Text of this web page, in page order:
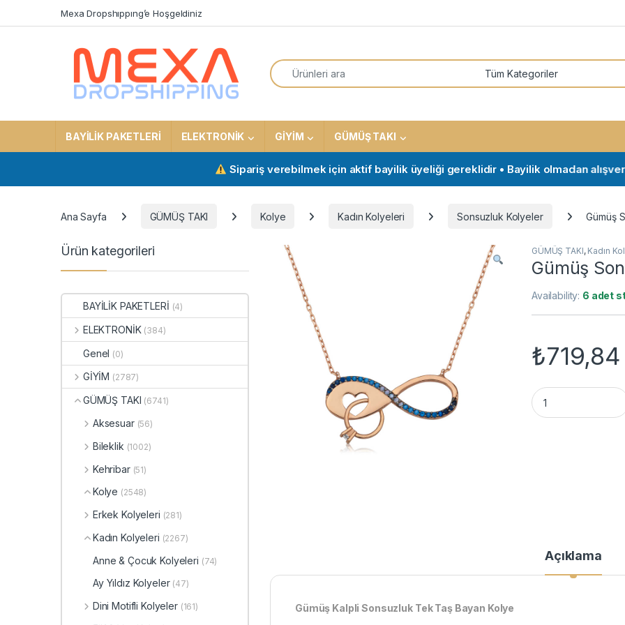
Mexa Dropshıppıng’e Hoşgeldiniz
Search for:
BAYİLİK PAKETLERİ ELEKTRONİK GİYİM GÜMÜŞ TAKI
Sipariş verebilmek için aktif bayilik üyeliği gereklidir • Bayilik olmadan alışveriş
Ana Sayfa GÜMÜŞ TAKI Kolye Kadın Kolyeleri Sonsuzluk Kolyeler Gümüş
GÜMÜŞ TAKI, Kadın
Gümüş
Availability: 6 adet
₺719,84
Gümüş Sonsuzluk
Açıklama
Gümüş Kalpli Sonsuzluk Tek Taş Bayan Kolye
Ürün kategorileri
BAYİLİK PAKETLERİ (4)
ELEKTRONİK (384)
Genel (0)
GİYİM (2787)
GÜMÜŞ TAKI (6741)
Aksesuar (56)
Bileklik (1002)
Kehribar (51)
Kolye (2548)
Erkek Kolyeleri (281)
Kadın Kolyeleri (2267)
Anne & Çocuk Kolyeleri (74)
Ay Yıldız Kolyeler (47)
Dini Motifli Kolyeler (161)